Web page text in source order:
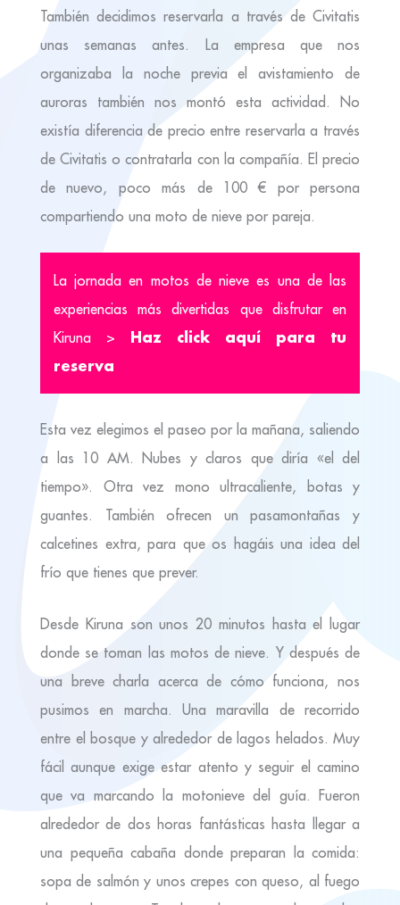
También decidimos reservarla a través de Civitatis
unas semanas antes. La empresa que nos
organizaba la noche previa el avistamiento de
auroras también nos montó esta actividad. No
existía diferencia de precio entre reservarla a través
de Civitatis o contratarla con la compañía. El precio
de nuevo, poco más de 100 € por persona
compartiendo una moto de nieve por pareja.
La jornada en motos de nieve es una de las
experiencias más divertidas que disfrutar en
Kiruna > Haz click aquí para tu
reserva
Esta vez elegimos el paseo por la mañana, saliendo
a las 10 AM. Nubes y claros que diría «el del
tiempo». Otra vez mono ultracaliente, botas y
guantes. También ofrecen un pasamontañas y
calcetines extra, para que os hagáis una idea del
frío que tienes que prever.
Desde Kiruna son unos 20 minutos hasta el lugar
donde se toman las motos de nieve. Y después de
una breve charla acerca de cómo funciona, nos
pusimos en marcha. Una maravilla de recorrido
entre el bosque y alrededor de lagos helados. Muy
fácil aunque exige estar atento y seguir el camino
que va marcando la motonieve del guía. Fueron
alrededor de dos horas fantásticas hasta llegar a
una pequeña cabaña donde preparan la comida:
sopa de salmón y unos crepes con queso, al fuego